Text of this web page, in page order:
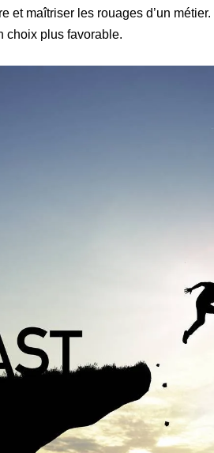
et maîtriser les rouages d’un
choix plus favorable.